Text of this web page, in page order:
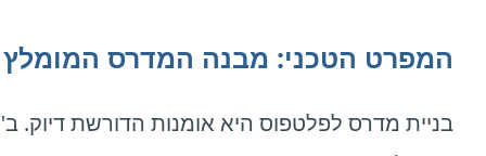
המפרט הטכני: מבנה המדרס
בניית מדרס לפלטפוס היא אומנות הדורשת